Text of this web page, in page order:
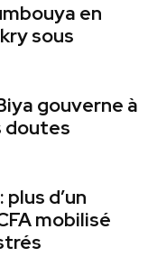
en
sous
gouverne à
doutes
d’un
mobilisé